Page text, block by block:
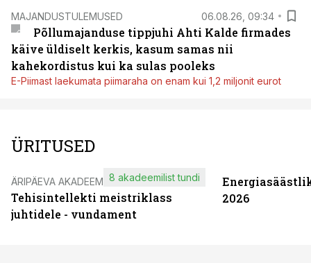
MAJANDUSTULEMUSED 06.08.26, 09:34
Põllumajanduse tippjuhi Ahti Kalde firmades
käive üldiselt kerkis, kasum samas nii
kahekordistus kui ka sulas pooleks
E-Piimast laekumata piimaraha on enam kui 1,2 miljonit eurot
ÜRITUSED
ÄRIPÄEVA AKADEEMIA
Tehisintellekti meistriklass
juhtidele - vundament
8 akadeemilist tundi
2026